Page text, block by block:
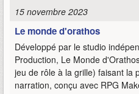
15 novembre 2023
Le monde d'orathos
Développé par le studio
Production, Le Monde
jeu de rôle à la grille) faisant la
narration, conçu avec RPG